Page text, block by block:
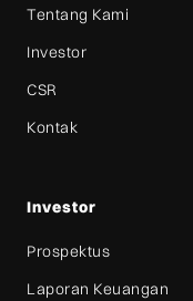
Tentang Kami
Investor
CSR
Kontak
Investor
Prospektus
Laporan Keuangan